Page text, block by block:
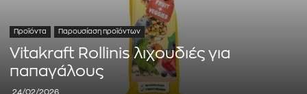
Προϊόντα Παρουσίαση προϊόντων
Vitakraft Rollinis λιχουδιές για
παπαγάλους
24/02/2026